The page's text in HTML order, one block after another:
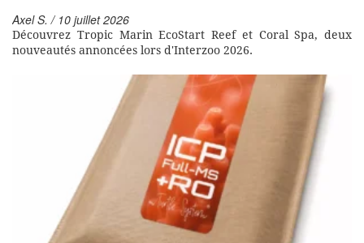
Axel S. / 10 juillet 2026
Découvrez Tropic Marin EcoStart Reef et Coral Spa, deux
nouveautés annoncées lors d'Interzoo 2026.